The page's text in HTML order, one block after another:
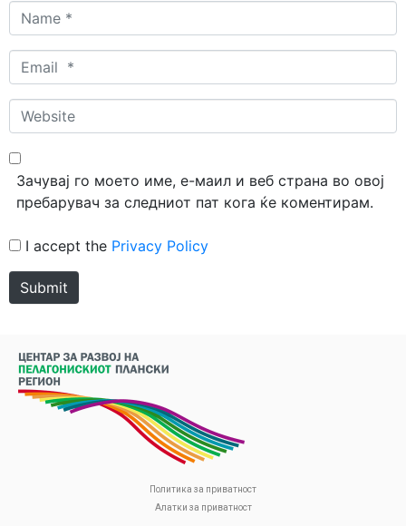
Name
*
Email
*
Website
Зачувај го моето име, е-маил и веб страна во овој
пребарувач за следниот пат кога ќе коментирам.
I accept the Privacy Policy
Submit
Политика за приватност
Алатки за приватност